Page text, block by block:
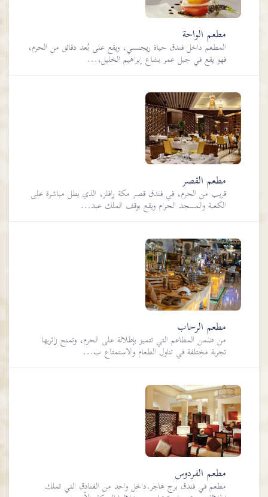
مطعم الواحة
المطعم داخل فندق حياة ريجنسي، ويقع على بُعد دقائق من الحرم،
فهو يقع في جبل عمر بشاع إبراهيم الخليل،...
مطعم القصر
قريب من الحرم، في فندق قصر مكة رافلز، الذي يطل مباشرة على
الكعبة والمسجد الحرام ويقع بوقف الملك عبد...
مطعم الرحاب
من ضمن المطاعم التي تتميز بإطلالة على الحرم، وتمنح زائريها
تجربة مختلفة في تناول الطعام والاستمتاع ب...
مطعم الفردوس
مطعم في فندق برج هاجر.داخل واحد من الفنادق التي تملك